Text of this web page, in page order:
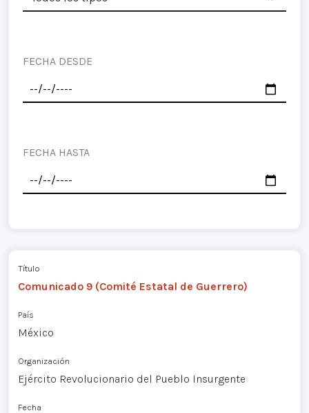
FECHA DESDE
FECHA HASTA
Título
Comunicado 9 (Comité Estatal de Guerrero)
País
México
Organización
Ejército Revolucionario del Pueblo Insurgente
Fecha